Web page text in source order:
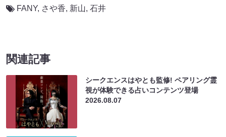
FANY, さや香, 新山, 石井
関連記事
シークエンスはやとも監修! ペアリング霊
視が体験できる占いコンテンツ登場
2026.08.07